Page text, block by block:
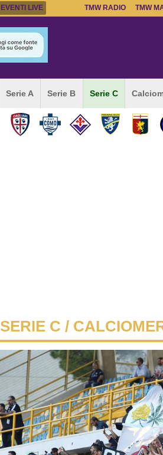
EVENTI LIVE TMW RADIO TMW
Serie A Serie B Serie C
SERIE C /